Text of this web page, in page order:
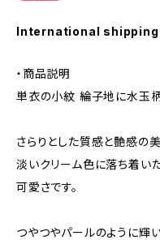
International
・商品説明
単衣の小紋 綸子地に水玉柄
さらりとした質感と艶感の
淡いクリーム色に落ち着い
可愛さです。
つやつやパールのように輝